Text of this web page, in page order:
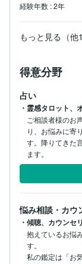
経験年数 :2年
もっと見る（他1
得意分野
占い
・霊感タロット、
ご相談者様のお
り、お悩みに寄
す。降りてきた
ます。
悩み相談・カウ
・傾聴、カウンセ
抱えているお悩
す。
私の鑑定は「お